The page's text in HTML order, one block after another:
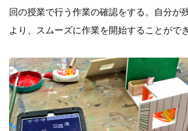
回の授業で行う作業の確認をする。自分が
より、スムーズに作業を開始することができ